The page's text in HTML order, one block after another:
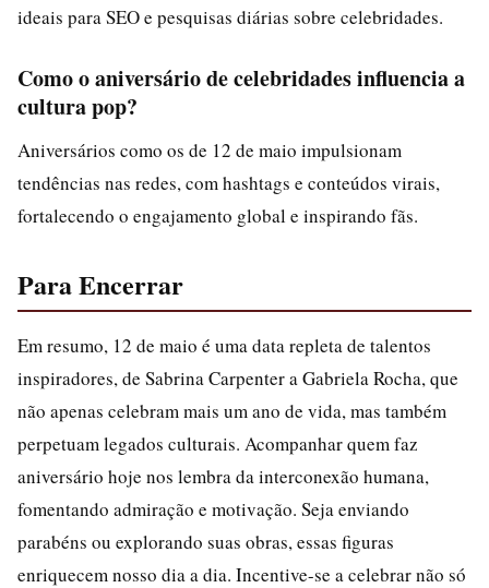
ideais para SEO e pesquisas diárias sobre celebridades.
Como o aniversário de celebridades influencia a
cultura pop?
Aniversários como os de 12 de maio impulsionam
tendências nas redes, com hashtags e conteúdos virais,
fortalecendo o engajamento global e inspirando fãs.
Para Encerrar
Em resumo, 12 de maio é uma data repleta de talentos
inspiradores, de Sabrina Carpenter a Gabriela Rocha, que
não apenas celebram mais um ano de vida, mas também
perpetuam legados culturais. Acompanhar quem faz
aniversário hoje nos lembra da interconexão humana,
fomentando admiração e motivação. Seja enviando
parabéns ou explorando suas obras, essas figuras
enriquecem nosso dia a dia. Incentive-se a celebrar não só